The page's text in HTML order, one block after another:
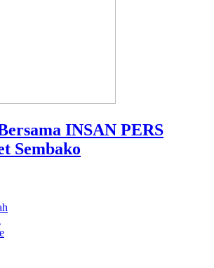
INSAN PERS
Sembako